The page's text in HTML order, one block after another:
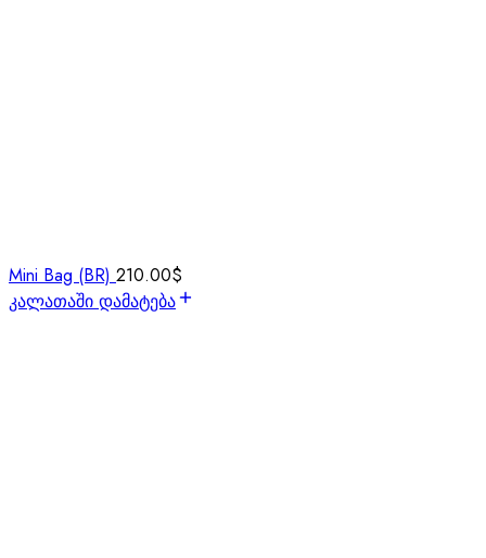
Mini Bag (BR) 210.00$
კალათაში დამატება